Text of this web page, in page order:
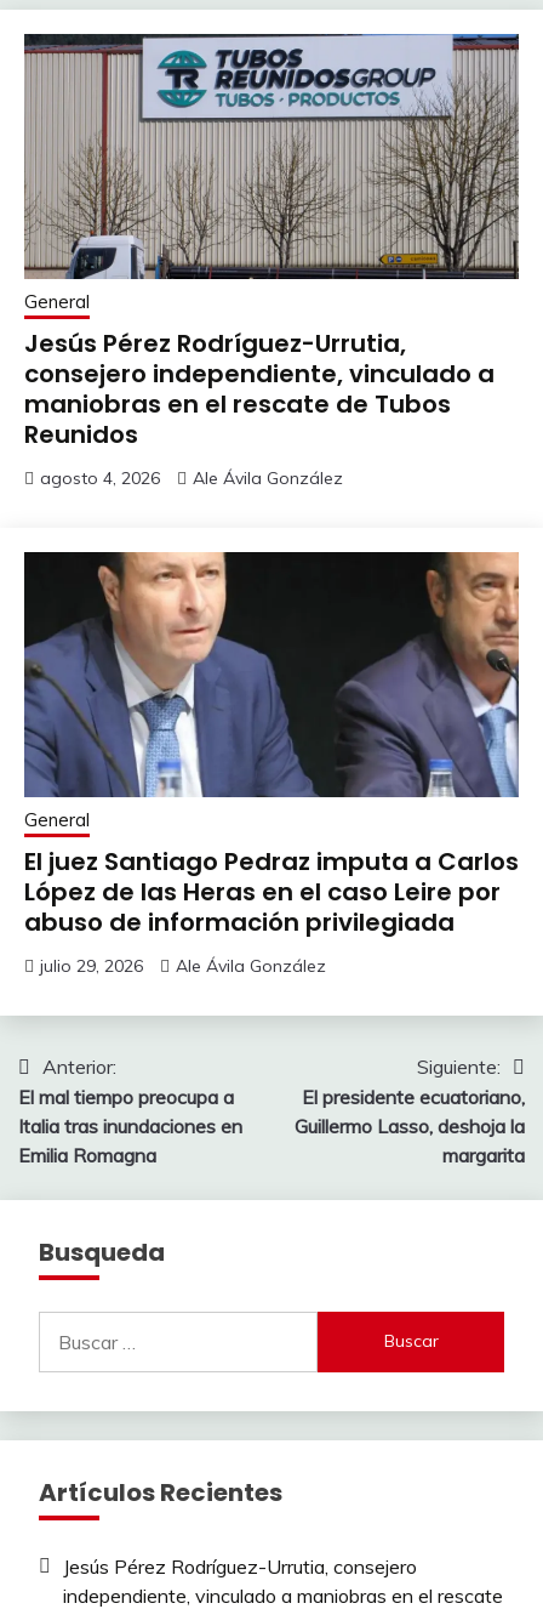
General
Jesús Pérez Rodríguez-Urrutia,
consejero independiente, vinculado a
maniobras en el rescate de Tubos
Reunidos
agosto 4, 2026 Ale Ávila González
General
El juez Santiago Pedraz imputa a Carlos
López de las Heras en el caso Leire por
abuso de información privilegiada
julio 29, 2026 Ale Ávila González
Navegación
de
entradas
Anterior:
El mal tiempo preocupa a
Italia tras inundaciones en
Emilia Romagna
Siguiente:
El presidente ecuatoriano,
Guillermo Lasso, deshoja la
margarita
Busqueda
Artículos Recientes
Jesús Pérez Rodríguez-Urrutia, consejero
independiente, vinculado a maniobras en el rescate